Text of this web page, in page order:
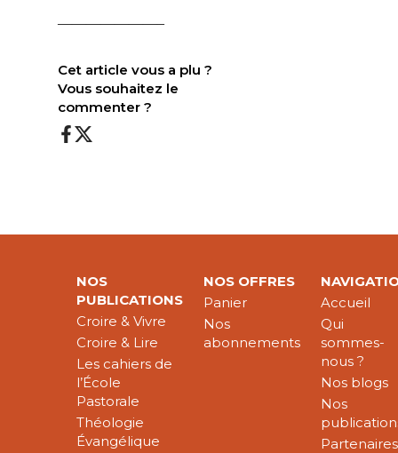
———————–
Cet article vous a plu ?
Vous souhaitez le
commenter ?
NOS
PUBLICATIONS
Croire & Vivre
Croire & Lire
Les cahiers de
l’École
Pastorale
Théologie
Évangélique
NOS OFFRES
Panier
Nos
abonnements
Accueil
Qui
sommes-
nous ?
Nos blogs
Nos
Partenaires